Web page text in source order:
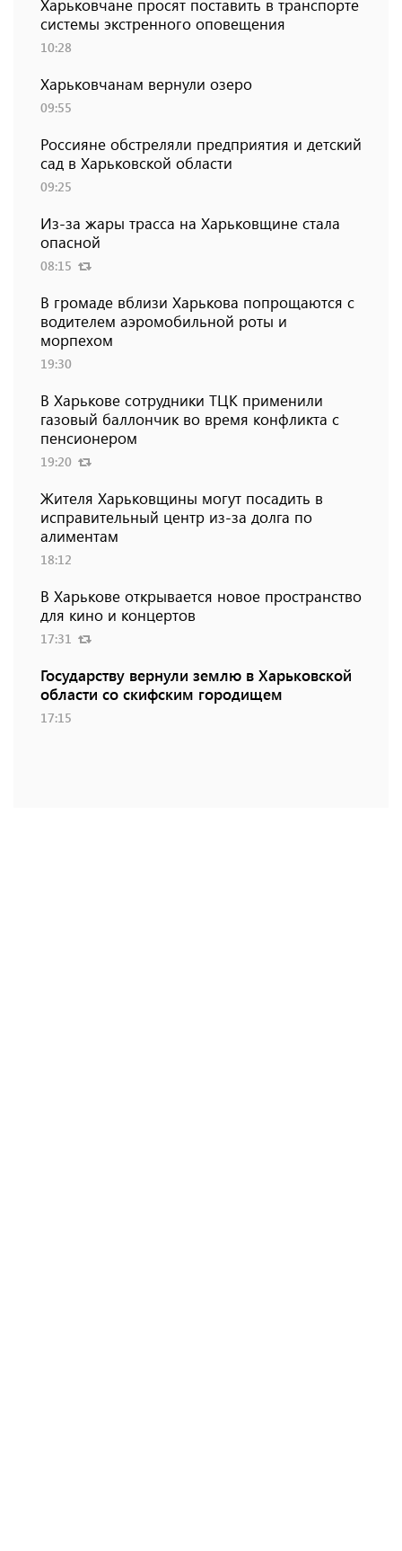
Харьковчане просят поставить в транспорте
системы экстренного оповещения
10:28
Харьковчанам вернули озеро
09:55
Россияне обстреляли предприятия и детский
сад в Харьковской области
09:25
Из-за жары трасса на Харьковщине стала
опасной
08:15
В громаде вблизи Харькова попрощаются с
водителем аэромобильной роты и
морпехом
19:30
В Харькове сотрудники ТЦК применили
газовый баллончик во время конфликта с
пенсионером
19:20
Жителя Харьковщины могут посадить в
исправительный центр из-за долга по
алиментам
18:12
В Харькове открывается новое пространство
для кино и концертов
17:31
Государству вернули землю в Харьковской
области со скифским городищем
17:15